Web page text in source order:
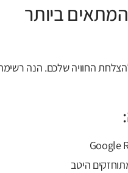
ביותר
החוויה שלכם. הנה
היטב